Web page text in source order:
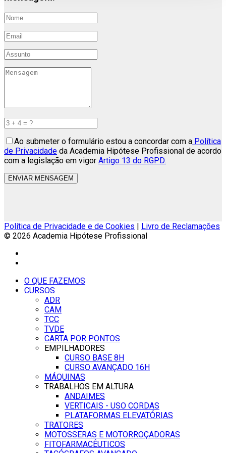
Ao submeter o formulário estou a concordar com a Política
de Privacidade da Academia Hipótese Profissional de acordo
com a legislação em vigor Artigo 13 do RGPD.
ENVIAR MENSAGEM
Política de Privacidade e de Cookies | Livro de Reclamações
© 2026 Academia Hipótese Profissional
O QUE FAZEMOS
CURSOS
ADR
CAM
TCC
TVDE
CARTA POR PONTOS
EMPILHADORES
CURSO BASE 8H
CURSO AVANÇADO 16H
MÁQUINAS
TRABALHOS EM ALTURA
ANDAIMES
VERTICAIS - USO CORDAS
PLATAFORMAS ELEVATÓRIAS
TRATORES
MOTOSSERAS E MOTORROÇADORAS
FITOFARMACÊUTICOS